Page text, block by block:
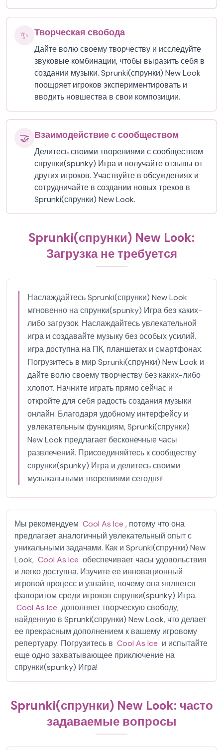
✨ Творческая свобода
Дайте волю своему творчеству и исследуйте
звуковые комбинации, чтобы выразить себя в
создании музыки. Sprunki(спрунки) New Look
поощряет игроков экспериментировать и
вводить новшества в свои композиции.
🤝 Взаимодействие с сообществом
Делитесь своими творениями с сообществом
спрунки(spunky) Игра и получайте отзывы от
других игроков. Участвуйте в обсуждениях и
сотрудничайте в создании новых треков в
Sprunki(спрунки) New Look.
Sprunki(спрунки) New Look:
Загрузка не требуется
Наслаждайтесь Sprunki(спрунки) New Look
мгновенно на спрунки(spunky) Игра без каких-
либо загрузок. Наслаждайтесь увлекательной
игра и создавайте музыку без особых усилий.
игра доступна на ПК, планшетах и смартфонах.
Погрузитесь в мир Sprunki(спрунки) New Look и
дайте волю своему творчеству без каких-либо
хлопот. Начните играть прямо сейчас и
откройте для себя радость создания музыки
онлайн. Благодаря удобному интерфейсу и
увлекательным функциям, Sprunki(спрунки)
New Look предлагает бесконечные часы
развлечений. Присоединяйтесь к сообществу
спрунки(spunky) Игра и делитесь своими
музыкальными творениями сегодня!
Мы рекомендуем Cool As Ice , потому что она
предлагает аналогичный увлекательный опыт с
уникальными задачами. Как и Sprunki(спрунки) New
Look, Cool As Ice обеспечивает часы удовольствия
и легко доступна. Изучите ее инновационный
игровой процесс и узнайте, почему она является
фаворитом среди игроков спрунки(spunky) Игра.
Cool As Ice дополняет творческую свободу,
найденную в Sprunki(спрунки) New Look, что делает
ее прекрасным дополнением к вашему игровому
репертуару. Погрузитесь в Cool As Ice и испытайте
еще одно захватывающее приключение на
спрунки(spunky) Игра!
Sprunki(спрунки) New Look: часто
задаваемые вопросы